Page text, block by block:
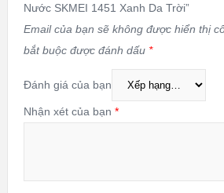
Nước SKMEI 1451 Xanh Da Trời”
Email của bạn sẽ không được hiển thị
bắt buộc được đánh dấu *
Đánh giá của bạn
Nhận xét của bạn *